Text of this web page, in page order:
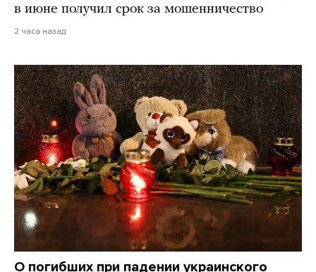
в июне получил срок за мошенничество
2 часа назад
О погибших при падении украинского